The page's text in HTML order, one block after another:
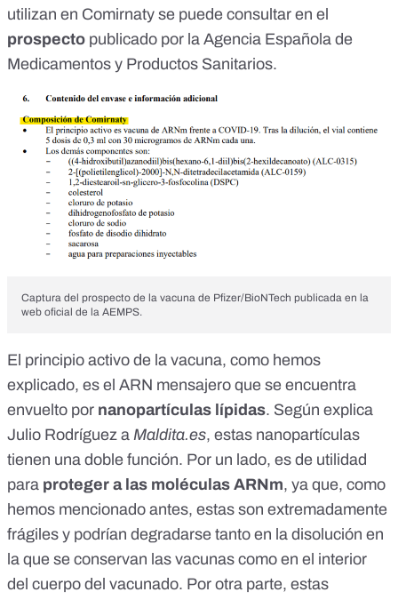
utilizan en Comirnaty se puede consultar en el
prospecto publicado por la Agencia Española de
Medicamentos y Productos Sanitarios.
Captura del prospecto de la vacuna de Pfizer/BioNTech publicada en la
web oficial de la AEMPS.
El principio activo de la vacuna, como hemos
explicado, es el ARN mensajero que se encuentra
envuelto por nanopartículas lípidas. Según explica
Julio Rodríguez a Maldita.es, estas nanopartículas
tienen una doble función. Por un lado, es de utilidad
para proteger a las moléculas ARNm, ya que, como
hemos mencionado antes, estas son extremadamente
frágiles y podrían degradarse tanto en la disolución en
la que se conservan las vacunas como en el interior
del cuerpo del vacunado. Por otra parte, estas